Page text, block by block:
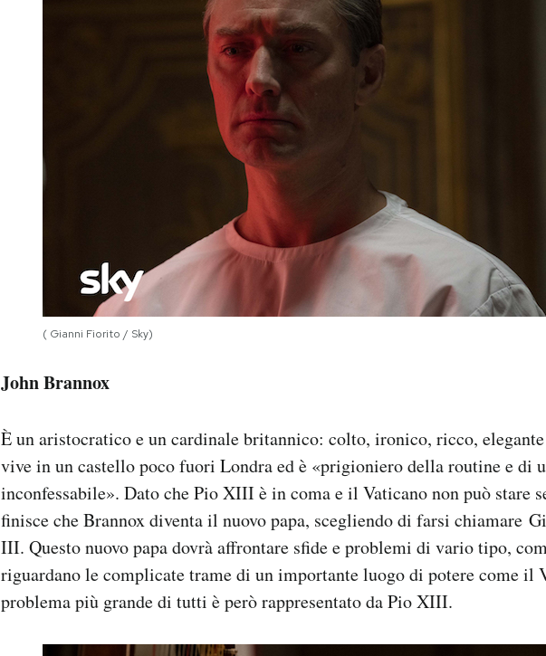
( Gianni Fiorito / Sky)
John Brannox
È un aristocratico e un cardinale britannico: colto, ironico, ricco,
vive in un castello poco fuori Londra ed è «prigioniero della routine e di
inconfessabile». Dato che Pio XIII è in coma e il Vaticano non può stare
finisce che Brannox diventa il nuovo papa, scegliendo di farsi chiamare
III. Questo nuovo papa dovrà affrontare sfide e problemi di vario tipo,
riguardano le complicate trame di un importante luogo di potere come il
problema più grande di tutti è però rappresentato da Pio XIII.